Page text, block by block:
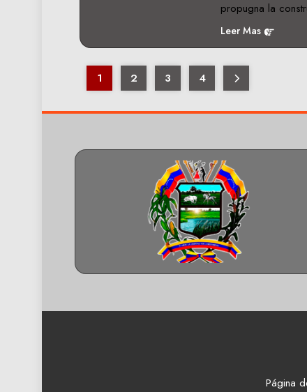
propugna la
Leer Mas
1 2 3 4
Página